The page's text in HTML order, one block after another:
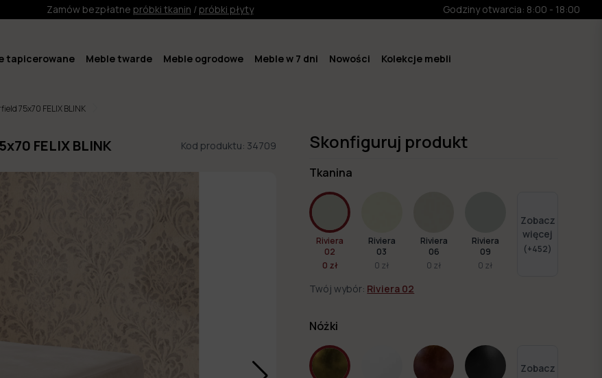
Zamów bezpłatne próbki tkanin / próbki płyty Godziny otwarcia: 8:00 - 18:00
tapicerowane Meble twarde Meble ogrodowe Meble w 7 dni Nowości Kolekcje mebli
75x70 FELIX BLINK
FELIX BLINK Kod produktu: 34709 Skonfiguruj produkt
Tkanina
Riviera
02
0 zł
Riviera
03
0 zł
Riviera
06
0 zł
Riviera
09
0 zł
Zobacz
więcej
(+452)
Twój wybór: Riviera 02
Nóżki
Zobacz